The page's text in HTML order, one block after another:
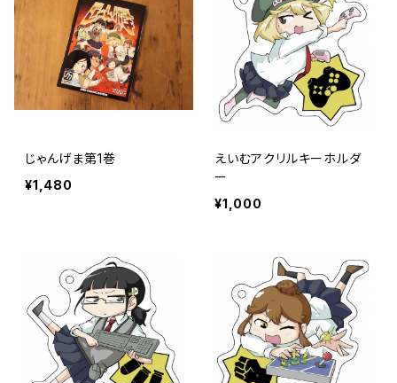
じゃんげま第1巻
¥1,480
えいむアクリルキーホルダ
ー
¥1,000